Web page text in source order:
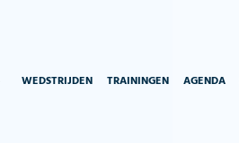
WEDSTRIJDEN TRAININGEN AGENDA